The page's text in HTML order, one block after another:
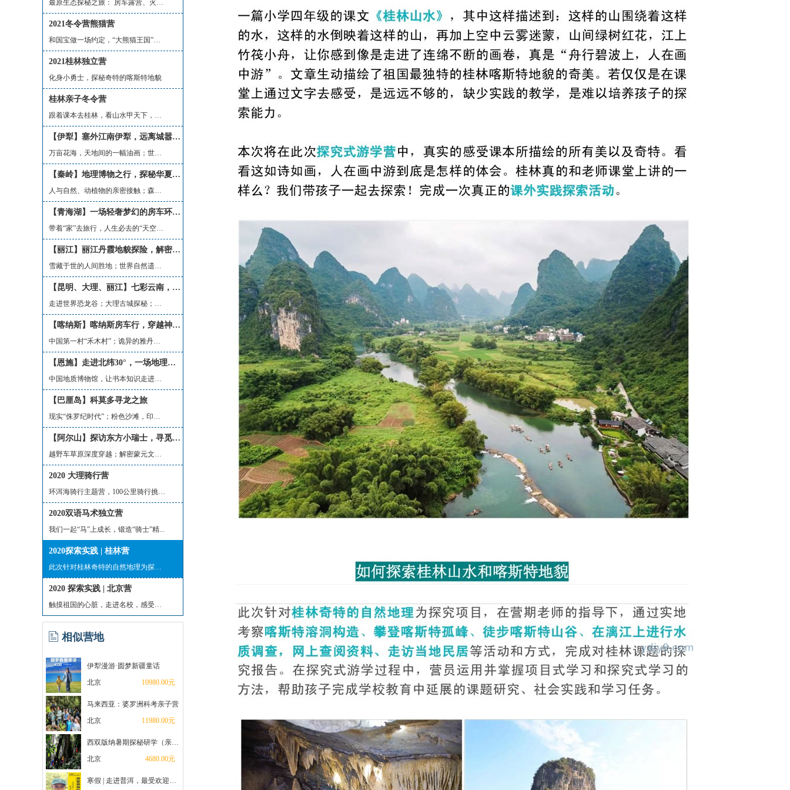
最原生态探秘之旅： 房车露营、火山历险...
2021冬令营熊猫营
和国宝做一场约定，“大熊猫王国”生态...
2021桂林独立营
化身小勇士，探秘奇特的喀斯特地貌
桂林亲子冬令营
跟着课本去桂林，看山水甲天下，探神秘...
【伊犁】塞外江南伊犁，远离城嚣的醉美天堂
万亩花海，天地间的一幅油画；世界上最...
【秦岭】地理博物之行，探秘华夏南北分界线
人与自然、动植物的亲密接触；森林徒步...
【青海湖】一场轻奢梦幻的房车环湖旅行
带着“家”去旅行，人生必去的“天空之...
【丽江】丽江丹霞地貌探险，解密地球本来的面貌
雪藏于世的人间胜地；世界自然遗产，见...
【昆明、大理、丽江】七彩云南，自然与人文的盛宴
走进世界恐龙谷；大理古城探秘；地质探...
【喀纳斯】喀纳斯房车行，穿越神秘的北疆！
中国第一村“禾木村”；诡异的雅丹风蚀...
【恩施】走进北纬30°，一场地理奇观的视觉盛宴
中国地质博物馆，让书本知识走进现实；...
【巴厘岛】科莫多寻龙之旅
现实“侏罗纪时代”；粉色沙滩，印尼国...
【阿尔山】探访东方小瑞士，寻觅森林、草原深处的秘境
越野车草原深度穿越；解密蒙元文化；大...
2020 大理骑行营
环洱海骑行主题营，100公里骑行挑战系列
2020双语马术独立营
我们一起“马”上成长，锻造“骑士”精...
2020探索实践 | 桂林营
此次针对桂林奇特的自然地理为探究项目...
2020 探索实践 | 北京营
触摸祖国的心脏，走进名校，感受祖国的...
相似营地
伊犁漫游·圆梦新疆童话
北京
10980.00元
马来西亚：婆罗洲科考亲子营
北京
11980.00元
西双版纳暑期探秘研学（亲子单飞）
北京
4680.00元
寒假 | 走进普洱，最受欢迎的明星科考营来啦！雨林昆虫+明星动植物+亚洲象保护志愿者